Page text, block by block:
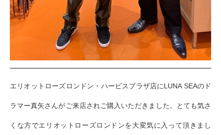
エリオットローズロンドン・ハービスプラザ店にLUNA SEAのド
ラマー真矢さんがご来店されご購入いただきました。とても気さ
くな方でエリオットローズロンドンを大変気に入って頂きまし